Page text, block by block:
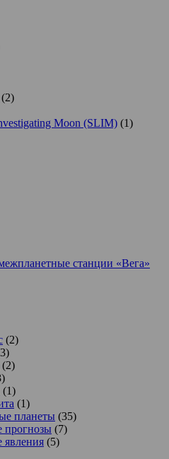
(2)
Moon (SLIM) (1)
станции «Вега»
(2)
(2)
(1)
(1)
планеты (35)
прогнозы (7)
явления (5)